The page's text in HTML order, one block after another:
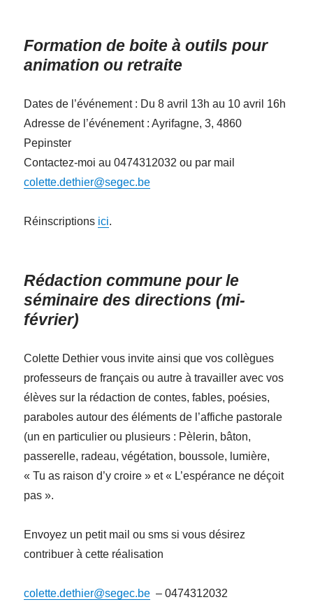
Formation de boite à outils pour
animation ou retraite
Dates de l’événement : Du 8 avril 13h au 10 avril 16h
Adresse de l’événement : Ayrifagne, 3, 4860
Pepinster
Contactez-moi au 0474312032 ou par mail
colette.dethier@segec.be
Réinscriptions ici.
Rédaction commune pour le
séminaire des directions (mi-
février)
Colette Dethier vous invite ainsi que vos collègues
professeurs de français ou autre à travailler avec vos
élèves sur la rédaction de contes, fables, poésies,
paraboles autour des éléments de l’affiche pastorale
(un en particulier ou plusieurs : Pèlerin, bâton,
passerelle, radeau, végétation, boussole, lumière,
« Tu as raison d’y croire » et « L’espérance ne déçoit
pas ».
Envoyez un petit mail ou sms si vous désirez
contribuer à cette réalisation
colette.dethier@segec.be – 0474312032